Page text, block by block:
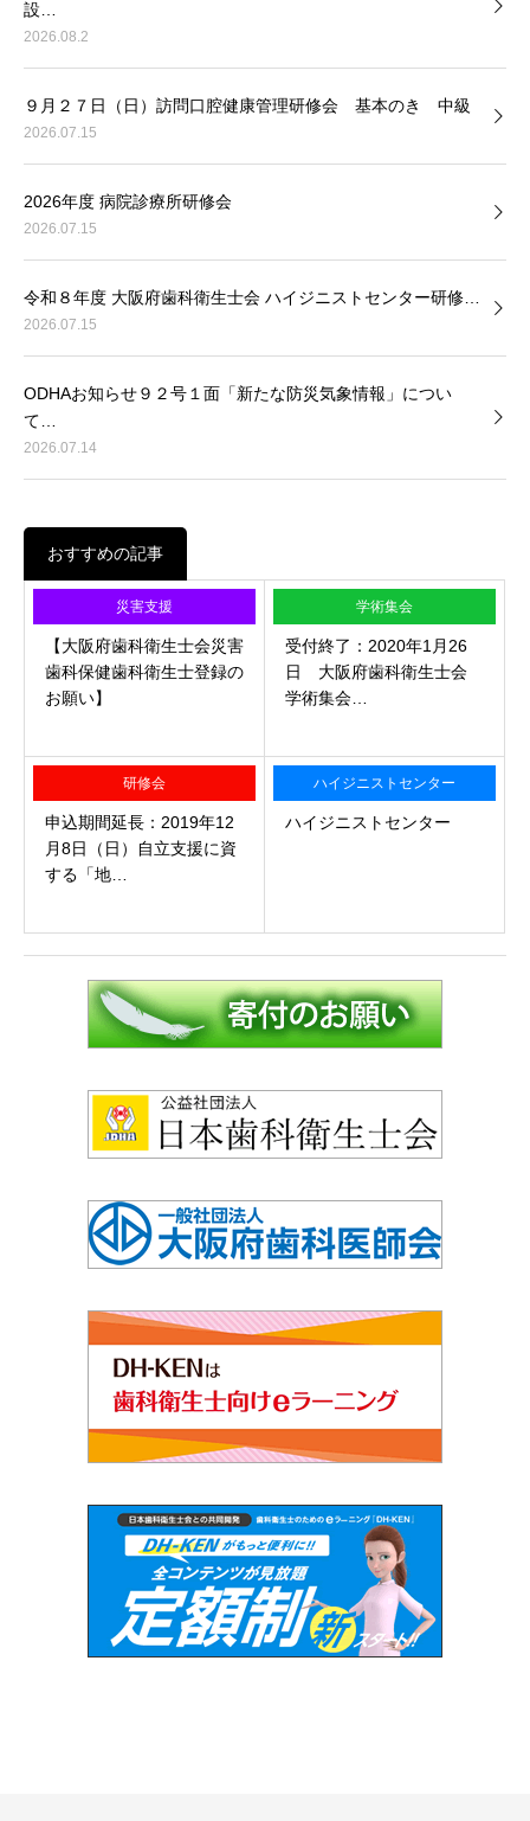
設…
2026.08.2
９月２７日（日）訪問口腔健康管理研修会 基本のき 中級
2026.07.15
2026年度 病院診療所研修会
2026.07.15
令和８年度 大阪府歯科衛生士会 ハイジニストセンター研修…
2026.07.15
ODHAお知らせ９２号１面「新たな防災気象情報」につい
て…
2026.07.14
おすすめの記事
災害支援
【大阪府歯科衛生士会災害
歯科保健歯科衛生士登録の
お願い】
学術集会
受付終了：2020年1月26
日 大阪府歯科衛生士会
学術集会…
研修会
申込期間延長：2019年12
月8日（日）自立支援に資
する「地…
ハイジニストセンター
ハイジニストセンター